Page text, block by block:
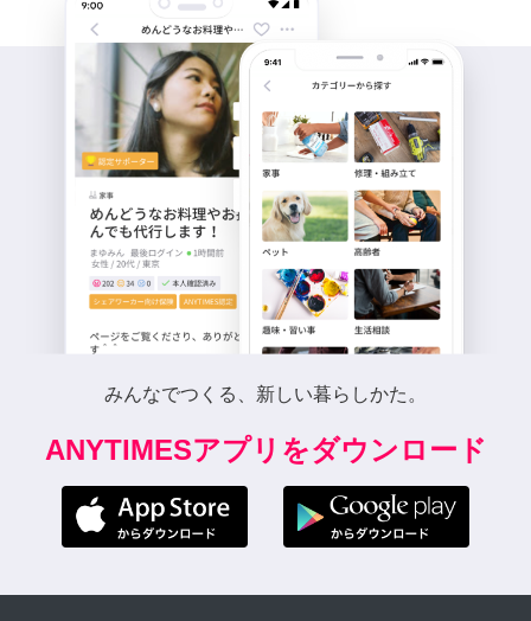
みんなでつくる、新しい暮らしかた。
ANYTIMESアプリをダウンロード